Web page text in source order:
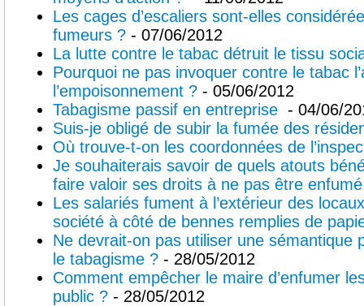
Les cages d’escaliers sont-elles
fumeurs ? - 07/06/2012
La lutte contre le tabac détruit le tissu
Pourquoi ne pas invoquer contre le tabac
l’empoisonnement ? - 05/06/2012
Tabagisme passif en entreprise - 04/06/
Suis-je obligé de subir la fumée des
Où trouve-t-on les coordonnées de
Je souhaiterais savoir de quels atouts
faire valoir ses droits à ne pas être
Les salariés fument à l’extérieur des
société à côté de bennes remplies de
Ne devrait-on pas utiliser une sémantique
le tabagisme ? - 28/05/2012
Comment empêcher le maire d’enfumer
public ? - 28/05/2012